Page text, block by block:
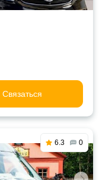
Связаться
6.3 0